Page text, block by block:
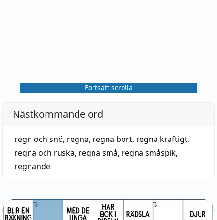
Fortsätt scrolla
Nästkommande ord
regn och snö, regna, regna bort, regna kraftigt,
regna och ruska, regna små, regna småspik,
regnande